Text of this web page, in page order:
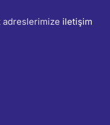
adreslerimize iletişim